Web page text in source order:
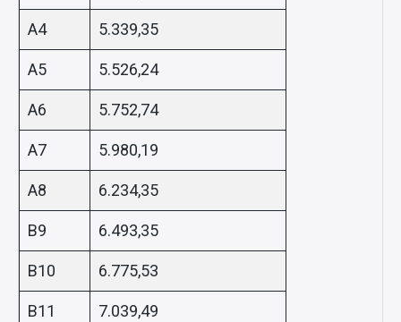
A4 5.339,35
A5 5.526,24
A6 5.752,74
A7 5.980,19
A8 6.234,35
B9 6.493,35
B10 6.775,53
B11 7.039,49